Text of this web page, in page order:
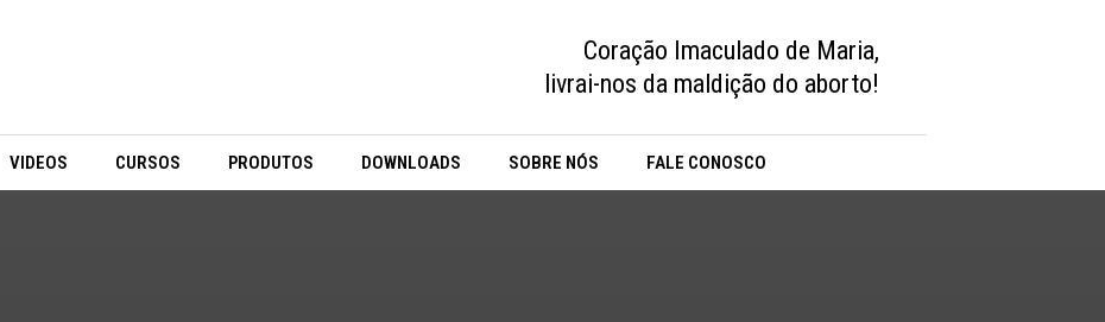
Coração Imaculado de Maria,
livrai-nos da maldição do aborto!
VIDEOS CURSOS PRODUTOS DOWNLOADS SOBRE NÓS FALE CONOSCO